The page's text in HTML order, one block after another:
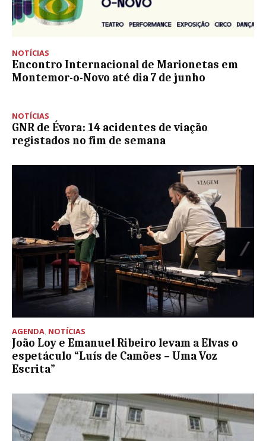
NOTÍCIAS
Encontro Internacional de Marionetas em
Montemor-o-Novo até dia 7 de junho
NOTÍCIAS
GNR de Évora: 14 acidentes de viação
registados no fim de semana
AGENDA, NOTÍCIAS
João Loy e Emanuel Ribeiro levam a Elvas o
espetáculo “Luís de Camões – Uma Voz
Escrita”